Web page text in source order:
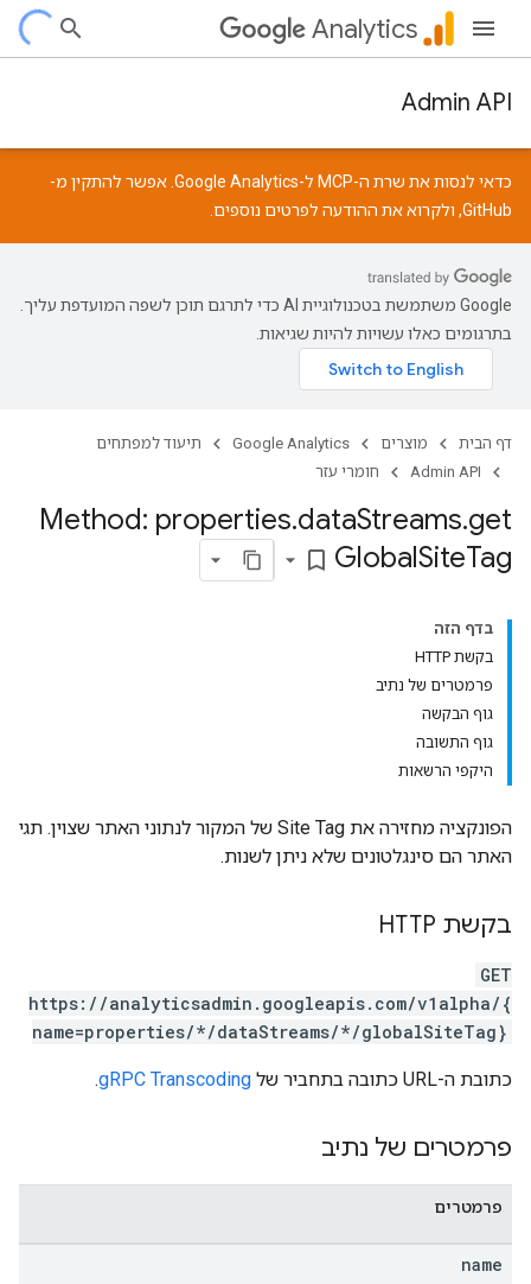
Analytics
Admin API
כדאי לנסות את שרת ה-MCP ל-Google Analytics. אפשר להתקין מ-
GitHub, ולקרוא את ההודעה לפרטים נוספים.
‫Google משתמשת בטכנולוגיית AI כדי לתרגם תוכן לשפה המועדפת עליך.
בתרגומים כאלו עשויות להיות שגיאות.
דף הבית מוצרים Google Analytics
תיעוד למפתחים
Admin API
חומרי עזר
Method: properties.dataStreams.get
GlobalSiteTag
bookmark_border
בדף הזה
בקשת HTTP
פרמטרים של נתיב
גוף הבקשה
גוף התשובה
היקפי הרשאות
הפונקציה מחזירה את Site Tag של המקור לנתוני האתר שצוין. תגי
האתר הם סינגלטונים שלא ניתן לשנות.
בקשת HTTP
GET
https://analyticsadmin.googleapis.com/v1alpha/{
name=properties/*/dataStreams/*/globalSiteTag}
כתובת ה-URL כתובה בתחביר של gRPC Transcoding
.
פרמטרים של נתיב
פרמטרים
name